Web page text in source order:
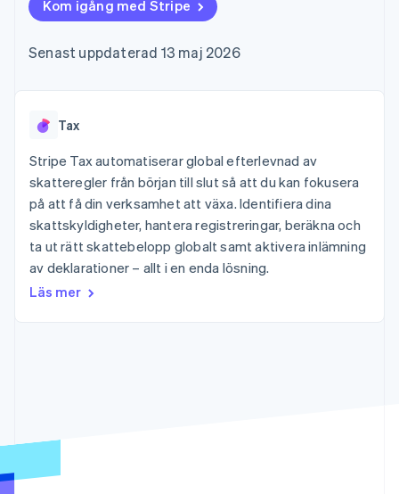
Link
Financial Connections
Stripe Sigma
rapporter
Product roadmap
Se vad som kommer härnäst
Radar
Bedrägeribekämpning
Atlas
Plattformar
Kreatörsekonomi
Spel
Besöksnäring, resor
och fritid
Försäkringsbolag
Media och
underhållning
Ideella organisationer
Erbjud
fakturering
Utfärda stablecoin-
Tillhandahåll och
Resurser
Appintegrationer
Kodexempel
Utvecklarblogg
Företag
Sessions årliga
Karriärer
Kontakt
Kontakta säljteamet
Bli partner
Kom igång med Stripe
Senast uppdaterad 13 maj 2026
Tax
Stripe Tax automatiserar global efterlevnad av
skatteregler från början till slut så att du kan fokusera
på att få din verksamhet att växa. Identifiera dina
skattskyldigheter, hantera registreringar, beräkna och
ta ut rätt skattebelopp globalt samt aktivera inlämning
av deklarationer – allt i en enda lösning.
Läs mer